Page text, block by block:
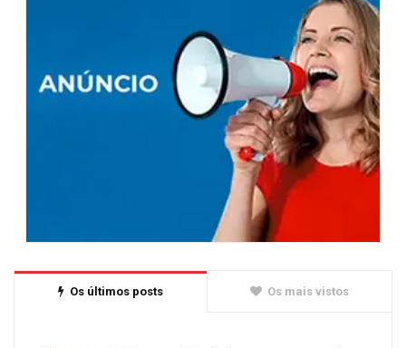
Os últimos posts Os mais vistos